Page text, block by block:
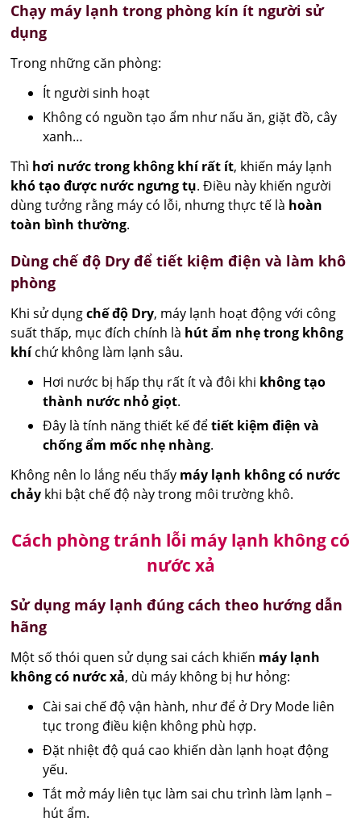
Chạy máy lạnh trong phòng kín ít người sử
dụng
Trong những căn phòng:
Ít người sinh hoạt
Không có nguồn tạo ẩm như nấu ăn, giặt đồ, cây
xanh…
Thì hơi nước trong không khí rất ít, khiến máy lạnh
khó tạo được nước ngưng tụ. Điều này khiến người
dùng tưởng rằng máy có lỗi, nhưng thực tế là hoàn
toàn bình thường.
Dùng chế độ Dry để tiết kiệm điện và làm khô
phòng
Khi sử dụngchế độ Dry, máy lạnh hoạt động với công
suất thấp, mục đích chính là hút ẩm nhẹ trong không
khíchứ không làm lạnh sâu.
Hơi nước bị hấp thụ rất ít và đôi khi không tạo
thành nước nhỏ giọt.
Đây là tính năng thiết kế đểtiết kiệm điện và
chống ẩm mốc nhẹ nhàng.
Không nên lo lắng nếu thấy máy lạnh không có nước
chảy khi bật chế độ này trong môi trường khô.
Cách phòng tránh lỗi máy lạnh không có
nước xả
Sử dụng máy lạnh đúng cách theo hướng dẫn
hãng
Một số thói quen sử dụng sai cách khiến máy lạnh
không có nước xả, dù máy không bị hư hỏng:
Cài sai chế độ vận hành, như để ở Dry Mode liên
tục trong điều kiện không phù hợp.
Đặt nhiệt độ quá cao khiến dàn lạnh hoạt động
yếu.
Tắt mở máy liên tục làm sai chu trình làm lạnh –
hút ẩm.